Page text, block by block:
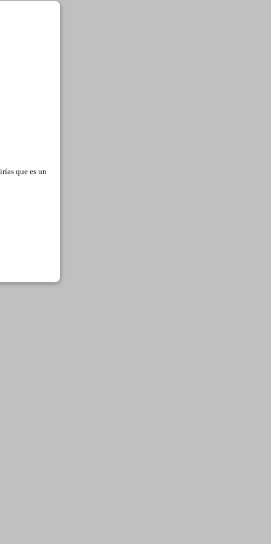
que es un